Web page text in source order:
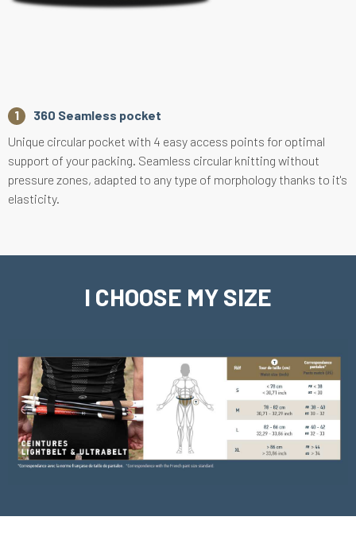
360 Seamless pocket
Unique circular pocket with 4 easy access points for optimal
support of your packing. Seamless circular knitting without
pressure zones, adapted to any type of morphology thanks to it's
elasticity.
I CHOOSE MY SIZE